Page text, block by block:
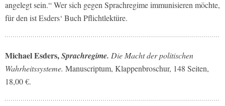
angelegt sein.“ Wer sich gegen Sprachregime immunisieren möchte,
für den ist Esders‘ Buch Pflichtlektüre.
Michael Esders,Sprachregime. Die Macht der politischen
Wahrheitssysteme. Manuscriptum, Klappenbroschur, 148 Seiten,
18,00 €.